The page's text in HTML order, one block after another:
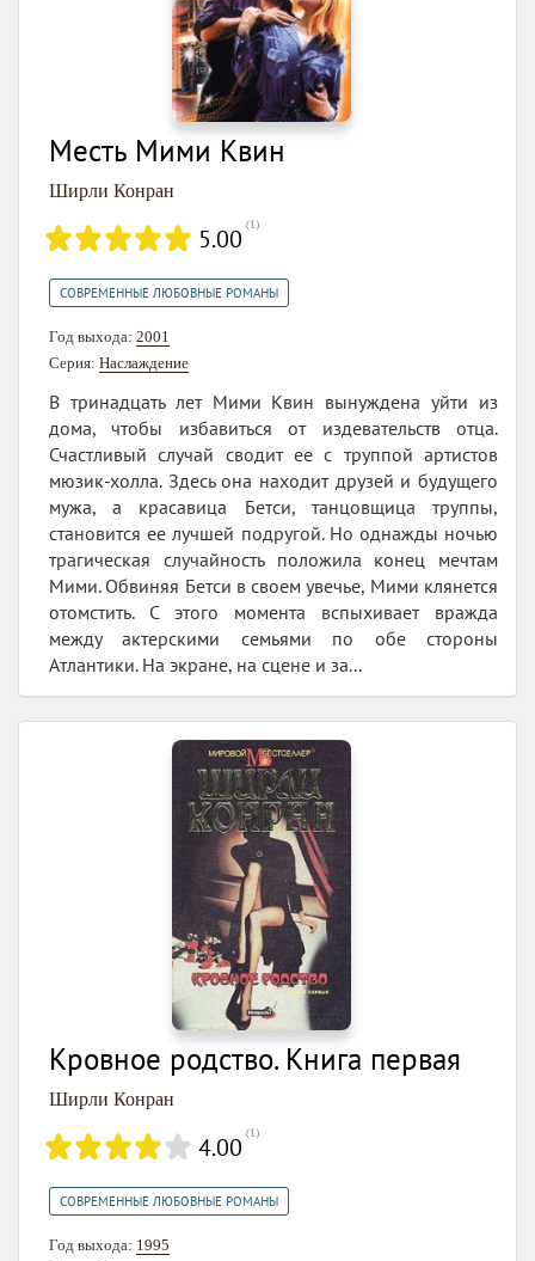
Месть Мими Квин
Ширли Конран
5.00 (1)
СОВРЕМЕННЫЕ ЛЮБОВНЫЕ РОМАНЫ
Год выхода: 2001
Серия: Наслаждение
В тринадцать лет Мими Квин вынуждена уйти из
дома, чтобы избавиться от издевательств отца.
Счастливый случай сводит ее с труппой артистов
мюзик-холла. Здесь она находит друзей и будущего
мужа, а красавица Бетси, танцовщица труппы,
становится ее лучшей подругой. Но однажды ночью
трагическая случайность положила конец мечтам
Мими. Обвиняя Бетси в своем увечье, Мими клянется
отомстить. С этого момента вспыхивает вражда
между актерскими семьями по обе стороны
Атлантики. На экране, на сцене и за...
Кровное родство. Книга первая
Ширли Конран
4.00 (1)
СОВРЕМЕННЫЕ ЛЮБОВНЫЕ РОМАНЫ
Год выхода: 1995